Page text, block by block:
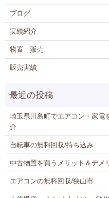
ブログ
実績紹介
物置 販売
販売実績
埼玉県川島町でエアコン・家電
介
自転車の無料回収/持ち込み
中古物置を買うメリット＆デメ
エアコンの無料回収/狭山市